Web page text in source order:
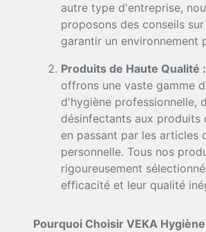
autre type d'entreprise,
proposons des conseils
garantir un environnement
Produits de Haute Qualité :
offrons une vaste gamme
d'hygiène professionnelle,
désinfectants aux produits
en passant par les articles
personnelle. Tous nos
rigoureusement
efficacité et leur qualité
Pourquoi Choisir VEKA